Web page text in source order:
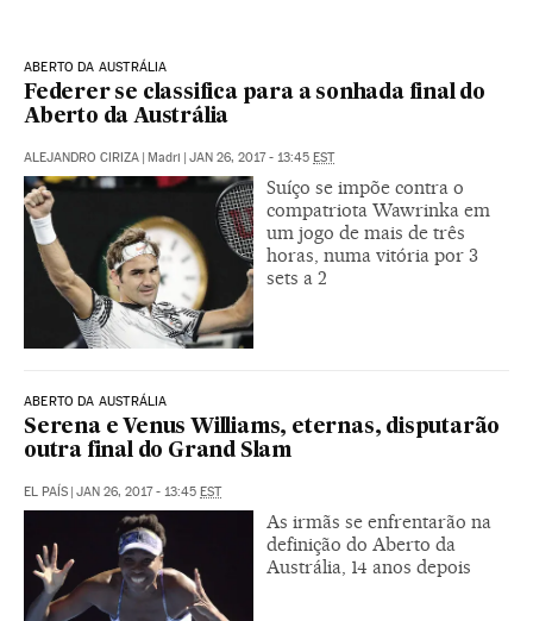
ABERTO DA AUSTRÁLIA
Federer se classifica para a sonhada final do
Aberto da Austrália
ALEJANDRO CIRIZA | Madri | JAN 26, 2017 - 13:45 EST
Suíço se impõe contra o
compatriota Wawrinka em
um jogo de mais de três
horas, numa vitória por 3
sets a 2
ABERTO DA AUSTRÁLIA
Serena e Venus Williams, eternas, disputarão
outra final do Grand Slam
EL PAÍS | JAN 26, 2017 - 13:45 EST
As irmãs se enfrentarão na
definição do Aberto da
Austrália, 14 anos depois